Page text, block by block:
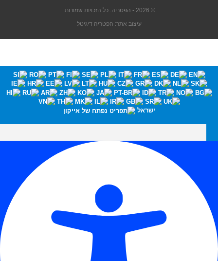
© 2026 - הפטריה. כל הזכויות שמורות.
עיצוב אתר: הפטריה דיגיטל
ישראל